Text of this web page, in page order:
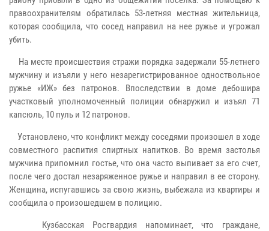
правоохранителям обратилась 53-летняя местная жительница,
которая сообщила, что сосед направил на нее ружье и угрожал
убить.
На месте происшествия стражи порядка задержали 55-летнего
мужчину и изъяли у него незарегистрированное одноствольное
ружье «ИЖ» без патронов. Впоследствии в доме дебошира
участковый уполномоченный полиции обнаружил и изъял 71
капсюль, 10 пуль и 12 патронов.
Установлено, что конфликт между соседями произошел в ходе
совместного распития спиртных напитков. Во время застолья
мужчина припомнил гостье, что она часто выпивает за его счет,
после чего достал незаряженное ружье и направил в ее сторону.
Женщина, испугавшись за свою жизнь, выбежала из квартиры и
сообщила о произошедшем в полицию.
Кузбасская Росгвардия напоминает, что граждане,